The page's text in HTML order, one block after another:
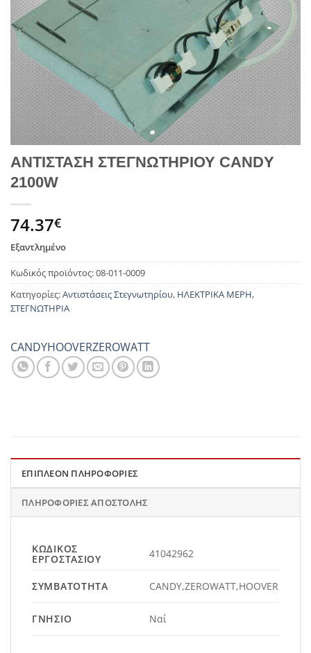
ΑΝΤΙΣΤΑΣΗ ΣΤΕΓΝΩΤΗΡΙΟΥ CANDY
2100W
74.37€
Εξαντλημένο
Κωδικός προϊόντος:08-011-0009
Κατηγορίες:Αντιστάσεις Στεγνωτηρίου, ΗΛΕΚΤΡΙΚΑ ΜΕΡΗ,
ΣΤΕΓΝΩΤΗΡΙΑ
CANDYHOOVERZEROWATT
ΕΠΙΠΛΈΟΝ ΠΛΗΡΟΦΟΡΊΕΣ
ΠΛΗΡΟΦΟΡΊΕΣ ΑΠΟΣΤΟΛΉΣ
ΚΩΔΙΚΌΣ
ΕΡΓΟΣΤΑΣΊΟΥ 41042962
ΣΥΜΒΑΤΌΤΗΤΑ CANDY,ZEROWATT,HOOVER
ΓΝΉΣΙΟ Ναί